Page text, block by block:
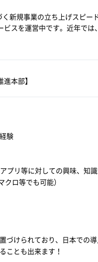
新規事業の立ち上げスピー
スを運営中です。近年で
本部】
験
プリ等に対しての興味、知識
クロ等でも可能）
けられており、日本での
ことも出来ます！